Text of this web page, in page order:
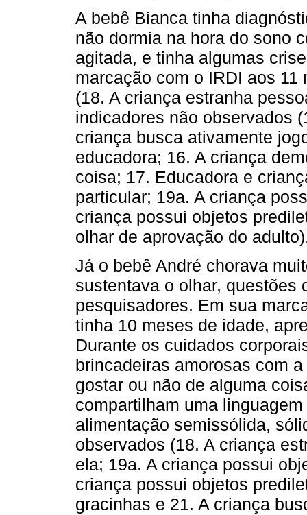
A bebê Bianca tinha
não dormia na hora do sono
agitada, e tinha algumas
marcação com o IRDI aos
(18. A criança estranha
indicadores não observados
criança busca ativamente
educadora; 16. A criança
coisa; 17. Educadora e
particular; 19a. A criança
criança possui objetos
olhar de aprovação do
Já o bebê André chorava
sustentava o olhar, questões
pesquisadores. Em sua
tinha 10 meses de idade,
Durante os cuidados
brincadeiras amorosas com
gostar ou não de alguma
compartilham uma
alimentação semissólida,
observados (18. A criança
ela; 19a. A criança possui
criança possui objetos
gracinhas e 21. A criança